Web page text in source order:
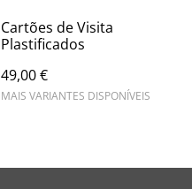
Cartões de Visita
Plastificados
49,00 €
MAIS VARIANTES DISPONÍVEIS